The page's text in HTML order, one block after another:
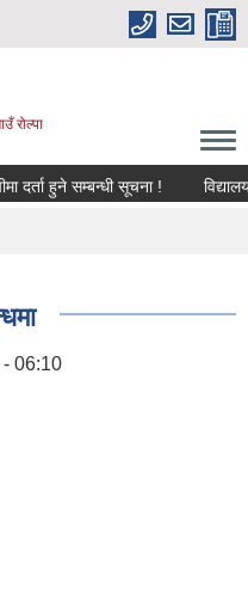
रोल्पा
हुने सम्बन्धी सूचना ! विद्यालय
06:10